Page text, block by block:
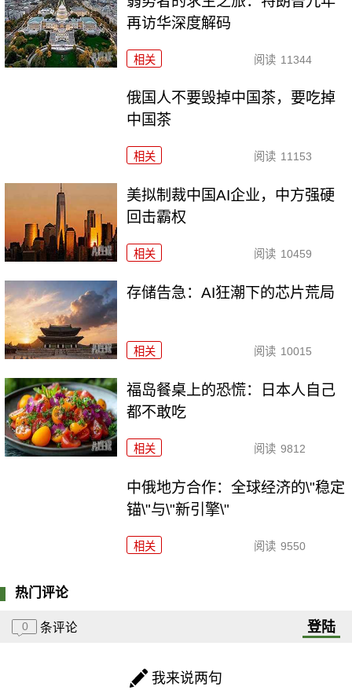
再访华深度解码
相关 阅读 11344
俄国人不要毁掉中国茶，要吃掉
中国茶
相关 阅读 11153
美拟制裁中国AI企业，中方强硬
回击霸权
相关 阅读 10459
存储告急：AI狂潮下的芯片荒局
相关 阅读 10015
福岛餐桌上的恐慌：日本人自己
都不敢吃
相关 阅读 9812
中俄地方合作：全球经济的\"稳定
锚\"与\"新引擎\"
相关 阅读 9550
热门评论
0 条评论 登陆
我来说两句